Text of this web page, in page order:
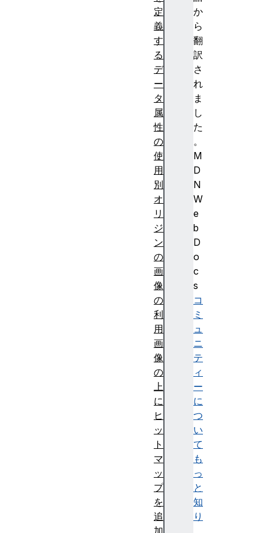
か
ら
翻
訳
さ
れ
ま
し
た
。
M
D
N
W
e
b
D
o
c
s
コ
ミ
ュ
ニ
テ
ィ
ー
に
つ
い
て
も
っ
と
知
り
定
義
す
る
デ
ー
タ
属
性
の
使
用
別
オ
リ
ジ
ン
の
画
像
の
利
用
画
像
の
上
に
ヒ
ッ
ト
マ
ッ
プ
を
追